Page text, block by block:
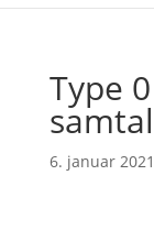
Type
6. januar 2021